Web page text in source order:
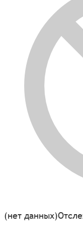
(нет данных)